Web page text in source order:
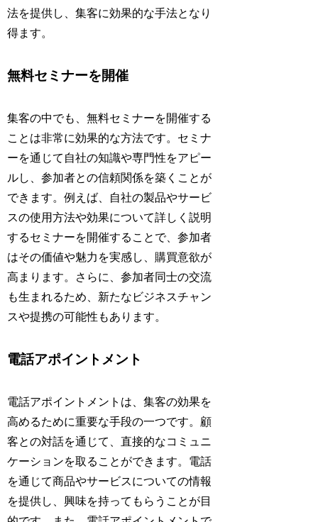
法を提供し、集客に効果的な手法となり
得ます。
無料セミナーを開催
集客の中でも、無料セミナーを開催する
ことは非常に効果的な方法です。セミナ
ーを通じて自社の知識や専門性をアピー
ルし、参加者との信頼関係を築くことが
できます。例えば、自社の製品やサービ
スの使用方法や効果について詳しく説明
するセミナーを開催することで、参加者
はその価値や魅力を実感し、購買意欲が
高まります。さらに、参加者同士の交流
も生まれるため、新たなビジネスチャン
スや提携の可能性もあります。
電話アポイントメント
電話アポイントメントは、集客の効果を
高めるために重要な手段の一つです。顧
客との対話を通じて、直接的なコミュニ
ケーションを取ることができます。電話
を通じて商品やサービスについての情報
を提供し、興味を持ってもらうことが目